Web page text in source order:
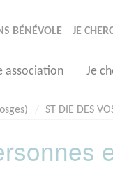
BÉNÉVOLE JE
association Je
ST DIE DES